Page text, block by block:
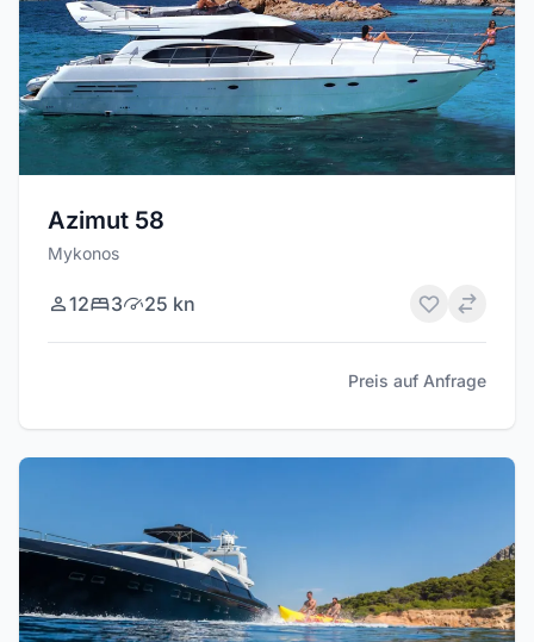
Azimut 58
Mykonos
12 3 25 kn
Preis auf Anfrage